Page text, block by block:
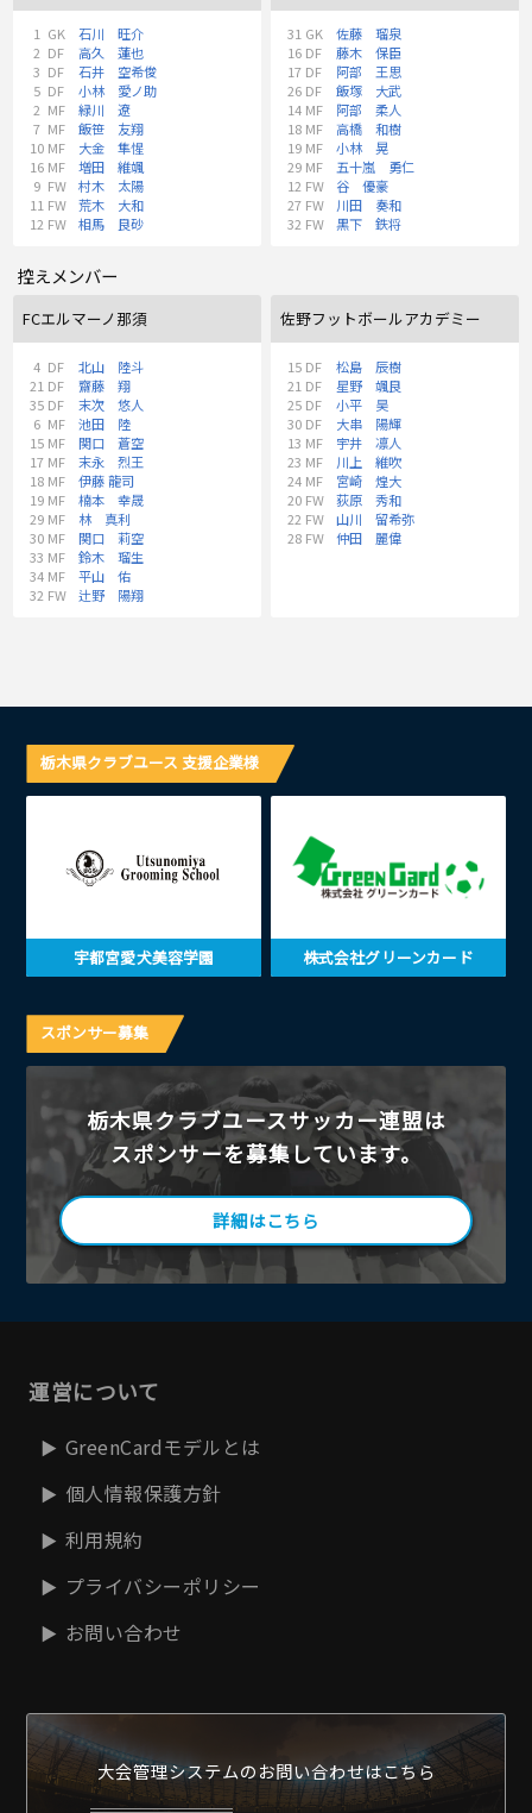
1 GK
石川 旺介
2 DF
高久 蓮也
3 DF
石井 空希俊
5 DF
小林 愛ノ助
2 MF
緑川 遼
7 MF
飯笹 友翔
10 MF
大金 隼惺
16 MF
増田 維颯
9 FW
村木 太陽
11 FW
荒木 大和
12 FW 相馬 良砂
31 GK
佐藤 瑠泉
16 DF
藤木 保臣
17 DF
阿部 王思
26 DF
飯塚 大武
14 MF
阿部 柔人
18 MF
高橋 和樹
19 MF
小林 晃
29 MF
五十嵐 勇仁
12 FW
谷 優豪
27 FW
川田 奏和
32 FW 黒下 鉄将
控えメンバー
FCエルマーノ那須
4 DF
北山 陸斗
21 DF
齋藤 翔
35 DF
末次 悠人
6 MF
池田 陸
15 MF
関口 蒼空
17 MF
末永 烈王
18 MF
伊藤 龍司
19 MF
楠本 幸晟
29 MF
林 真利
30 MF
関口 莉空
33 MF
鈴木 瑠生
34 MF
平山 佑
32 FW 辻野 陽翔
佐野フットボールアカデミー
15 DF
松島 辰樹
21 DF
星野 颯良
25 DF
小平 昊
30 DF
大串 陽輝
13 MF
宇井 凛人
23 MF
川上 維吹
24 MF
宮崎 煌大
20 FW
荻原 秀和
22 FW
山川 留希弥
28 FW 仲田 麗偉
栃木県クラブユース 支援企業様
宇都宮愛犬美容学園 株式会社グリーンカード
スポンサー募集
栃木県クラブユースサッカー連盟は
スポンサーを募集しています。
詳細はこちら
運営について
GreenCardモデルとは
個人情報保護方針
利用規約
プライバシーポリシー
お問い合わせ
大会管理システムのお問い合わせはこちら